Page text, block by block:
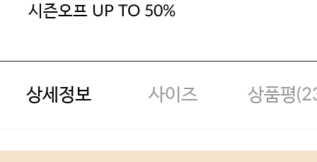
시즌오프 UP TO 50%
상세정보 사이즈 상품평(